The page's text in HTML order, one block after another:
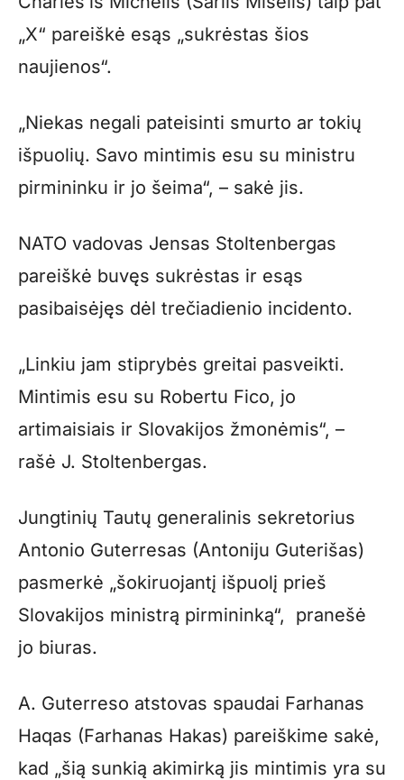
„X“ pareiškė esąs „sukrėstas šios
naujienos“.
„Niekas negali pateisinti smurto ar tokių
išpuolių. Savo mintimis esu su ministru
pirmininku ir jo šeima“, – sakė jis.
NATO vadovas Jensas Stoltenbergas
pareiškė buvęs sukrėstas ir esąs
pasibaisėjęs dėl trečiadienio incidento.
„Linkiu jam stiprybės greitai pasveikti.
Mintimis esu su Robertu Fico, jo
artimaisiais ir Slovakijos žmonėmis“, –
rašė J. Stoltenbergas.
Jungtinių Tautų generalinis sekretorius
Antonio Guterresas (Antoniju Guterišas)
pasmerkė „šokiruojantį išpuolį prieš
Slovakijos ministrą pirmininką“, pranešė
jo biuras.
A. Guterreso atstovas spaudai Farhanas
Haqas (Farhanas Hakas) pareiškime sakė,
kad „šią sunkią akimirką jis mintimis yra su